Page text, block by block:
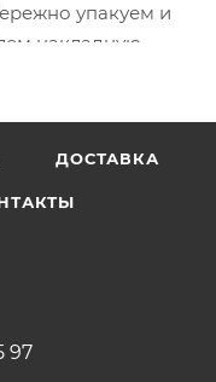
упакуем и
накладную.
ДОСТАВКА
97